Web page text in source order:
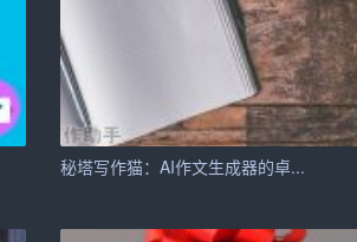
秘塔写作猫：AI作文生成器的卓...